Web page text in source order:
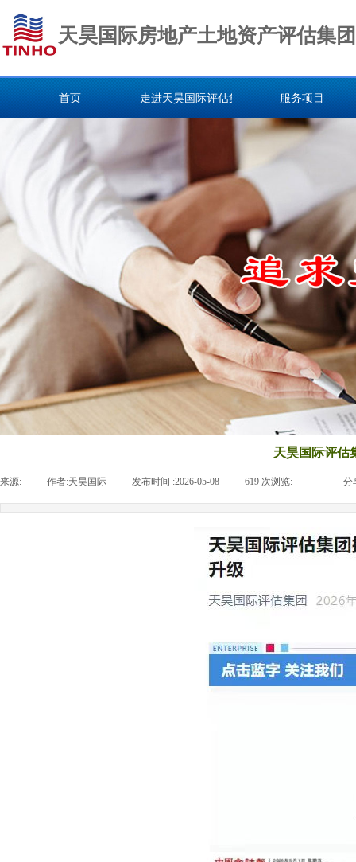
天昊国际房地产土地资产评估集
首页 走进天昊国际评估集团 服务项目
天昊国际评估
来源: 作者:天昊国际 发布时间 :2026-05-08 619 次浏览: 分